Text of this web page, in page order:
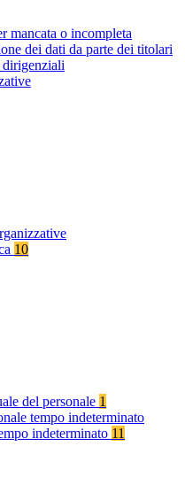
mancata o incompleta
dei dati da parte dei titolari
10
del personale 1
tempo indeterminato
indeterminato 11